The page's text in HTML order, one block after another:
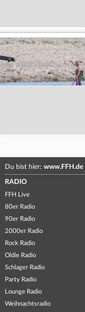
Du bist hier: www.FFH.de
RADIO
FFH Live
80er Radio
90er Radio
2000er Radio
Rock Radio
Oldie Radio
Schlager Radio
Party Radio
Lounge Radio
Weihnachtsradio